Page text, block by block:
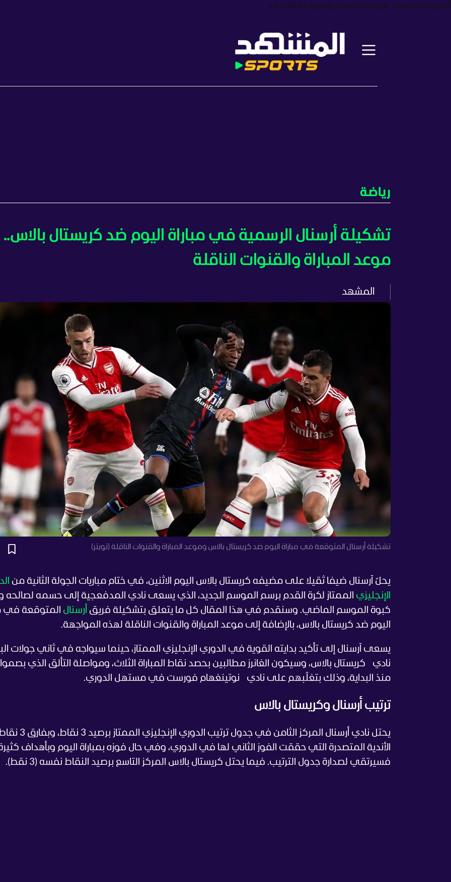
أخبار برامجالمشهد سبورتسالمشهد بزنسبودكاستترندات
رياضة
تشكيلة أرسنال الرسمية في مباراة اليوم ضد كريستال بالاس..
موعد المباراة والقنوات الناقلة
المشهد
تشكيلة أرسنال المتوقعة في مباراة اليوم ضد كريستال بالاس وموعد المباراة والقنوات الناقلة (تويتر)
يحلّ آرسنال ضيفا ثقيلا على مضيفه كريستال بالاس اليوم الاثنين، في ختام مباريات الجولة الثانية من
الإنجليزي الممتاز لكرة القدم برسم الموسم الجديد، الذي يسعى نادي المدفعجية إلى حسمه لصالحه
كبوة الموسم الماضي. وسنقدم في هذا المقال كل ما يتعلق بتشكيلة فريق أرسنال المتوقعة في
اليوم ضد كريستال بالاس، بالإضافة إلى موعد المباراة والقنوات الناقلة لهذه المواجهة.
يسعى آرسنال إلى تأكيد بدايته القوية في الدوري الإنجليزي الممتاز، حينما سيواجه في ثاني جولات
نادي كريستال بالاس، وسيكون الغانرز مطالبين بحصد نقاط المباراة الثلاث، ومواصلة التألق الذي
منذ البداية، وذلك بتغلّبهم على نادي نوتينغهام فورست في مستهل الدوري.
ترتيب أرسنال وكريستال بالاس
يحتل نادي أرسنال المركز الثامن في جدول ترتيب
الأندية المتصدرة التي حققت الفوز الثاني لها في الدوري، وفي حال فوزه بمباراة اليوم وبأهداف
فسيرتقي لصدارة جدول الترتيب. فيما يحتل كريستال بالاس المركز التاسع برصيد النقاط نفسه (3 نقط).